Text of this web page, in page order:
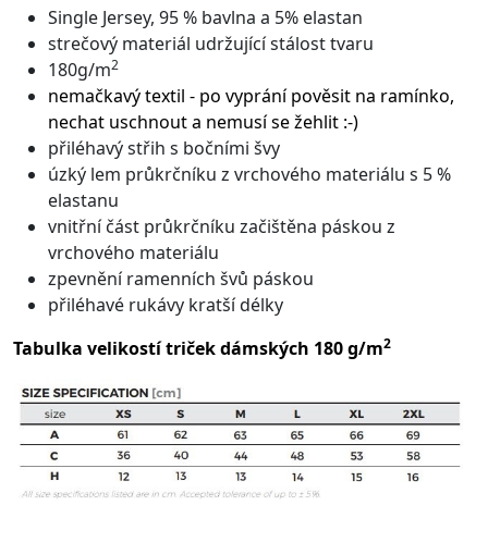
Single Jersey, 95 % bavlna a 5% elastan
strečový materiál udržující stálost tvaru
180g/m2
nemačkavý textil - po vyprání pověsit na ramínko,
nechat uschnout a nemusí se žehlit :-)
přiléhavý střih s bočními švy
úzký lem průkrčníku z vrchového materiálu s 5 %
elastanu
vnitřní část průkrčníku začištěna páskou z
vrchového materiálu
zpevnění ramenních švů páskou
přiléhavé rukávy kratší délky
Tabulka velikostí triček dámských 180 g/m2